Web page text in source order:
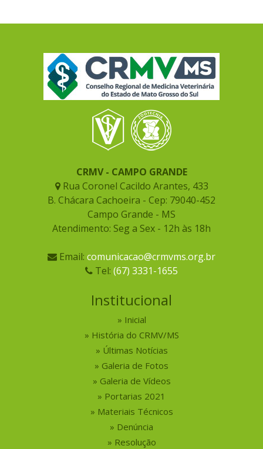
CRMV - CAMPO GRANDE
Rua Coronel Cacildo Arantes, 433
B. Chácara Cachoeira - Cep: 79040-452
Campo Grande - MS
Atendimento: Seg a Sex - 12h às 18h
Email: comunicacao@crmvms.org.br
Tel: (67) 3331-1655
Institucional
Inicial
História do CRMV/MS
Últimas Notícias
Galeria de Fotos
Galeria de Vídeos
Portarias 2021
Materiais Técnicos
Denúncia
Resolução